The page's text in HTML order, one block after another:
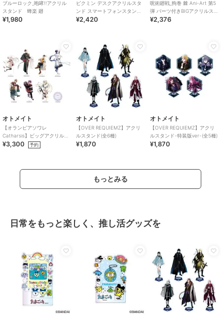
ブルーロック_咆哮!!アクリル
スタンド 蜂楽 廻
¥1,980
ピクミン デスクアクリルスタ
ンド スマートフォンスタンド
PC用品
¥2,420
呪術廻戦_狗巻 棘 Ani-Art 第5
弾 パーツ付きBIGアクリルスタ
ンド
¥2,376
オトメイト
【オランピアソワレ
Catharsis】ビッグアクリルス
タンド(全7種)
¥3,300 予約
オトメイト
【OVER REQUIEMZ】アクリ
ルスタンド(全6種)
¥1,870
オトメイト
【OVER REQUIEMZ】アクリ
ルスタンド-特装版ver-(全5種)
¥1,870
もっとみる
日常をもっと楽しく、推し活グッズを